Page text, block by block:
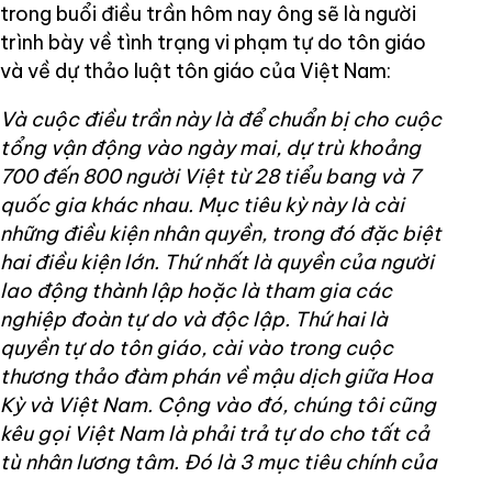
trong buổi điều trần hôm nay ông sẽ là người
trình bày về tình trạng vi phạm tự do tôn giáo
và về dự thảo luật tôn giáo của Việt Nam:
Và cuộc điều trần này là để chuẩn bị cho cuộc
tổng vận động vào ngày mai, dự trù khoảng
700 đến 800 người Việt từ 28 tiểu bang và 7
quốc gia khác nhau. Mục tiêu kỳ này là cài
những điều kiện nhân quyền, trong đó đặc biệt
hai điều kiện lớn. Thứ nhất là quyền của người
lao động thành lập hoặc là tham gia các
nghiệp đoàn tự do và độc lập. Thứ hai là
quyền tự do tôn giáo, cài vào trong cuộc
thương thảo đàm phán về mậu dịch giữa Hoa
Kỳ và Việt Nam. Cộng vào đó, chúng tôi cũng
kêu gọi Việt Nam là phải trả tự do cho tất cả
tù nhân lương tâm. Đó là 3 mục tiêu chính của